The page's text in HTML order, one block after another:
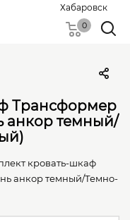
Хабаровск
0
Трансформер
анкор темный/
кровать-шкаф
анкор темный/Темно-